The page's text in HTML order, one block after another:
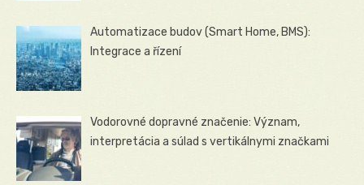
Automatizace budov (Smart Home, BMS):
Integrace a řízení
Vodorovné dopravné značenie: Význam,
interpretácia a súlad s vertikálnymi značkami